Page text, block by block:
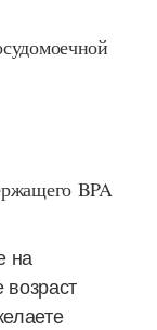
BPA
на
возраст